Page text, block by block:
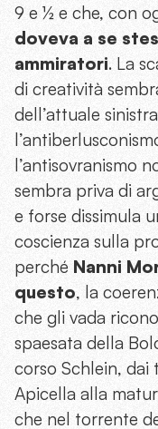
9 e ½ e che, con
doveva a se
ammiratori. La
di creatività
dell’attuale
l’antisovranismo
sembra priva di
e forse dissimula
coscienza sulla
perché Nanni
questo, la
che gli vada
spaesata della
corso Schlein, dai
Apicella alla
che nel torrente